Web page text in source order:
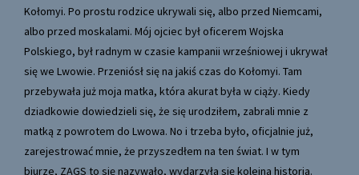
Kołomyi. Po prostu rodzice ukrywali się, albo przed Niemcami,
albo przed moskalami. Mój ojciec był oficerem Wojska
Polskiego, był radnym w czasie kampanii wrześniowej i ukrywał
się we Lwowie. Przeniósł się na jakiś czas do Kołomyi. Tam
przebywała już moja matka, która akurat była w ciąży. Kiedy
dziadkowie dowiedzieli się, że się urodziłem, zabrali mnie z
matką z powrotem do Lwowa. No i trzeba było, oficjalnie już,
zarejestrować mnie, że przyszedłem na ten świat. I w tym
biurze, ZAGS to się nazywało, wydarzyła się kolejna historia.